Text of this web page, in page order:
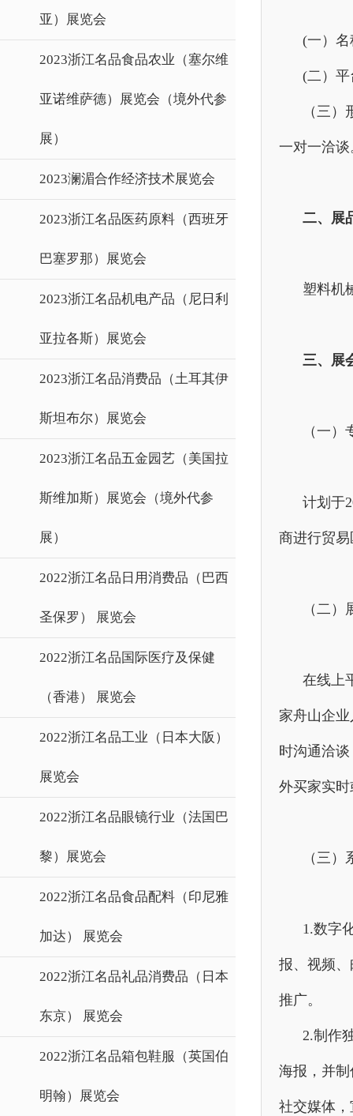
亚）展览会
2023浙江名品食品农业（塞尔维
亚诺维萨德）展览会（境外代参
展）
2023澜湄合作经济技术展览会
2023浙江名品医药原料（西班牙
巴塞罗那）展览会
2023浙江名品机电产品（尼日利
亚拉各斯）展览会
2023浙江名品消费品（土耳其伊
斯坦布尔）展览会
2023浙江名品五金园艺（美国拉
斯维加斯）展览会（境外代参
展）
2022浙江名品日用消费品（巴西
圣保罗） 展览会
2022浙江名品国际医疗及保健
（香港） 展览会
2022浙江名品工业（日本大阪）
展览会
2022浙江名品眼镜行业（法国巴
黎）展览会
2022浙江名品食品配料（印尼雅
加达） 展览会
2022浙江名品礼品消费品（日本
东京） 展览会
2022浙江名品箱包鞋服（英国伯
明翰）展览会
(一）
(二）平
（三
一对一洽谈
二、展
塑料机
三、展
（一
计划于
商进行贸
（二
在线上
家舟山企
时沟通洽
外买家实
（三
1.数字
报、视频
推广。
2.制作
海报，并
社交媒体